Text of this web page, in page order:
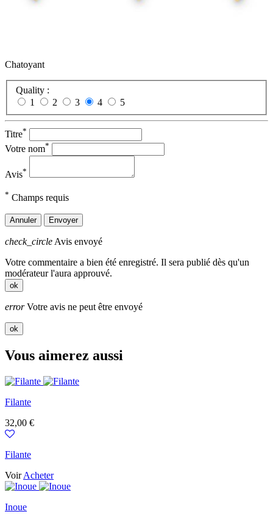
Chatoyant
Quality :
1
2 3 4 5
Titre*
Votre nom*
Avis*
* Champs requis
Annuler Envoyer
check_circle Avis envoyé
Votre commentaire a bien été enregistré. Il sera publié dès qu'un
modérateur l'aura approuvé.
ok
errorVotre avis ne peut être envoyé
ok
Vous aimerez aussi
Filante
Prix
32,00 €
Filante
VoirAcheter
Inoue